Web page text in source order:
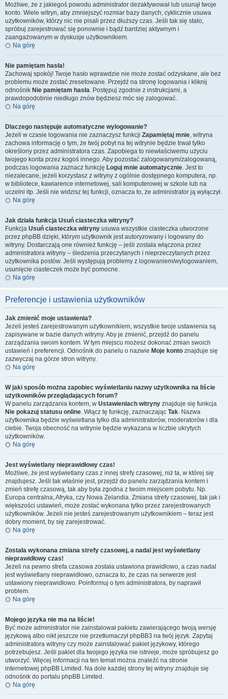
Możliwe, że z jakiegoś powodu administrator dezaktywował lub usunął twoje
konto. Wiele witryn, aby zmniejszyć rozmiar bazy danych, cyklicznie usuwa
użytkowników, którzy nic nie pisali przez dłuższy czas. Jeśli tak się stało,
spróbuj zarejestrować się ponownie i bądź bardziej aktywnym i
zaangażowanym w dyskusje użytkownikiem.
Na górę
Nie pamiętam hasła!
Zachowaj spokój! Twoje hasło wprawdzie nie może zostać odzyskane, ale bez
problemu może zostać zresetowane. Przejdź na stronę logowania i kliknij
odnośnik Nie pamiętam hasła. Postępuj zgodnie z instrukcjami, a
prawdopodobnie niedługo znów będziesz móc się zalogować.
Na górę
Dlaczego następuje automatyczne wylogowanie?
Jeżeli w czasie logowania nie zaznaczysz funkcji Zapamiętaj mnie, witryna
zachowa informację o tym, że twój pobyt na tej witrynie będzie trwał tylko
określony przez administratora czas. Zapobiega to niewłaściwemu użyciu
twojego konta przez kogoś innego. Aby pozostać zalogowanym/zalogowaną,
podczas logowania zaznacz funkcję Loguj mnie automatycznie. Jest to
niezalecane, jeżeli korzystasz z witryny z ogólnie dostępnego komputera, np.
w bibliotece, kawiarence internetowej, sali komputerowej w szkole lub na
uczelni itp. Jeśli nie widzisz tej funkcji, oznacza to, że administrator ją wyłączył.
Na górę
Jak działa funkcja Usuń ciasteczka witryny?
Funkcja Usuń ciasteczka witryny usuwa wszystkie ciasteczka utworzone
przez phpBB dzięki, którym użytkownik jest autoryzowany i logowany do
witryny. Dostarczają one również funkcję – jeśli została włączona przez
administratora witryny – śledzenia przeczytanych i nieprzeczytanych przez
użytkownika postów. Jeśli występują problemy z logowaniem/wylogowaniem,
usunięcie ciasteczek może być pomocne.
Na górę
Preferencje i ustawienia użytkowników
Jak zmienić moje ustawienia?
Jeżeli jesteś zarejestrowanym użytkownikiem, wszystkie twoje ustawienia są
zapisywane w bazie danych witryny. Aby je zmienić, przejdź do panelu
zarządzania swoim kontem. W tym miejscu możesz dokonać zmian swoich
ustawień i preferencji. Odnośnik do panelu o nazwie Moje konto znajduje się
zazwyczaj na górze stron witryny.
Na górę
W jaki sposób można zapobiec wyświetlaniu nazwy użytkownika na liście
użytkowników przeglądających forum?
W panelu zarządzania kontem, w Ustawieniach witryny znajduje się funkcja
Nie pokazuj statusu online. Włącz tę funkcję, zaznaczając Tak. Nazwa
użytkownika będzie wyświetlana tylko dla administratorów, moderatorów i dla
ciebie. Twoja obecność na witrynie będzie wykazana w liczbie ukrytych
użytkowników.
Na górę
Jest wyświetlany nieprawidłowy czas!
Możliwe, że jest wyświetlany czas z innej strefy czasowej, niż ta, w której się
znajdujesz. Jeśli tak właśnie jest, przejdź do panelu zarządzania kontem i
zmień strefę czasową, tak aby była zgodna z twoim miejscem pobytu. Np.
Europa centralna, Afryka, czy Nowa Zelandia. Zmiana strefy czasowej, tak jak i
większości ustawień, może zostać wykonana tylko przez zarejestrowanych
użytkowników. Jeżeli nie jesteś zarejestrowanym użytkownikiem – teraz jest
dobry moment, by się zarejestrować.
Na górę
Została wykonana zmiana strefy czasowej, a nadal jest wyświetlany
nieprawidłowy czas!
Jeżeli na pewno strefa czasowa została ustawiona prawidłowo, a czas nadal
jest wyświetlany nieprawidłowo, oznacza to, że czas na serwerze jest
ustawiony nieprawidłowo. Poinformuj o tym administratora, by naprawił
problem.
Na górę
Mojego języka nie ma na liście!
Być może administrator nie zainstalował pakietu zawierającego twoją wersję
językową albo nikt jeszcze nie przetłumaczył phpBB3 na twój język. Zapytaj
administratora witryny czy może zainstalować pakiet językowy, którego
potrzebujesz. Jeśli pakiet dla twojego języka nie istnieje, może spróbujesz go
utworzyć. Więcej informacji na ten temat można znaleźć na stronie
internetowej phpBB Limited. Na dole każdej strony tej witryny znajduje się
odnośnik do portalu phpBB Limited.
Na górę